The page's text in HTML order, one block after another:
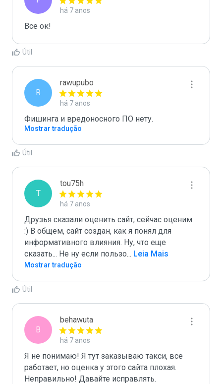
há 7 anos
Все ок!
Útil
R
rawupubo
há 7 anos
Фишинга и вредоносного ПО нету.
Mostrar tradução
Útil
T
tou75h
há 7 anos
Друзья сказали оценить сайт, сейчас оценим.
:) В общем, сайт создан, как я понял для
информативного влияния. Ну, что еще
сказать... Не ну если пользо... Leia Mais
Mostrar tradução
Útil
B
behawuta
há 7 anos
Я не понимаю! Я тут заказываю такси, все
работает, но оценка у этого сайта плохая.
Неправильно! Давайте исправлять.